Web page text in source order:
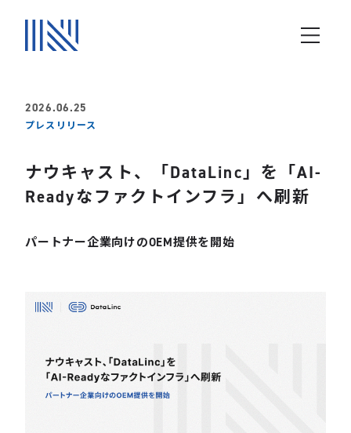
2026.06.25
プレスリリース
ナウキャスト、「DataLinc」を「AI-
Readyなファクトインフラ」へ刷新
パートナー企業向けのOEM提供を開始